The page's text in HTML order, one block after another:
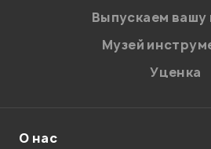
Введите проверочное число:
Выпускаем вашу
Музей
Уценка
О нас